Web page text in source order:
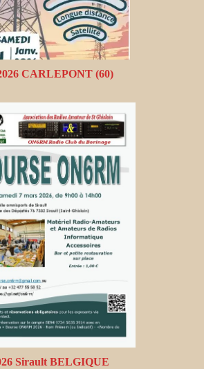
CARLEPONT (60)
Sirault BELGIQUE